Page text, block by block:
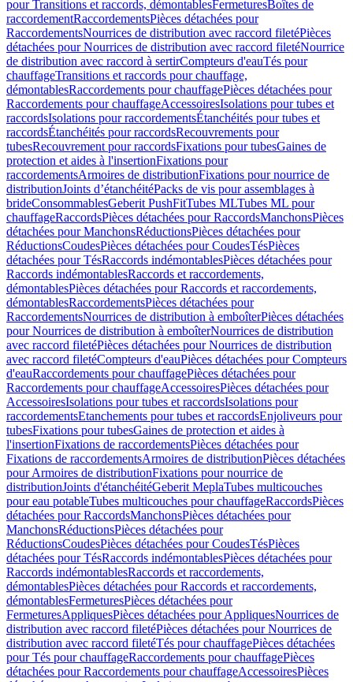
pour Transitions et raccords, démontablesFermeturesBoîtes de
raccordementRaccordementsPièces détachées pour
RaccordementsNourrices de distribution avec raccord filetéPièces
détachées pour Nourrices de distribution avec raccord filetéNourrice
de distribution avec raccord à sertirCompteurs d'eauTés pour
chauffageTransitions et raccords pour chauffage,
démontablesRaccordements pour chauffagePièces détachées pour
Raccordements pour chauffageAccessoiresIsolations pour tubes et
raccordsIsolations pour raccordementsÉtanchéités pour tubes et
raccordsÉtanchéités pour raccordsRecouvrements pour
tubesRecouvrement pour raccordsFixations pour tubesGaines de
protection et aides à l'insertionFixations pour
raccordementsArmoires de distributionFixations pour nourrice de
distributionJoints d’étanchéitéPacks de vis pour assemblages à
brideConsommablesGeberit PushFitTubes MLTubes ML pour
chauffageRaccordsPièces détachées pour RaccordsManchonsPièces
détachées pour ManchonsRéductionsPièces détachées pour
RéductionsCoudesPièces détachées pour CoudesTésPièces
détachées pour TésRaccords indémontablesPièces détachées pour
Raccords indémontablesRaccords et raccordements,
démontablesPièces détachées pour Raccords et raccordements,
démontablesRaccordementsPièces détachées pour
RaccordementsNourrices de distribution à emboîterPièces détachées
pour Nourrices de distribution à emboîterNourrices de distribution
avec raccord filetéPièces détachées pour Nourrices de distribution
avec raccord filetéCompteurs d'eauPièces détachées pour Compteurs
d'eauRaccordements pour chauffagePièces détachées pour
Raccordements pour chauffageAccessoiresPièces détachées pour
AccessoiresIsolations pour tubes et raccordsIsolations pour
raccordementsEtanchements pour tubes et raccordsEnjoliveurs pour
tubesFixations pour tubesGaines de protection et aides à
l'insertionFixations de raccordementsPièces détachées pour
Fixations de raccordementsArmoires de distributionPièces détachées
pour Armoires de distributionFixations pour nourrice de
distributionJoints d'étanchéitéGeberit MeplaTubes multicouches
pour eau potableTubes multicouches pour chauffageRaccordsPièces
détachées pour RaccordsManchonsPièces détachées pour
ManchonsRéductionsPièces détachées pour
RéductionsCoudesPièces détachées pour CoudesTésPièces
détachées pour TésRaccords indémontablesPièces détachées pour
Raccords indémontablesRaccords et raccordements,
démontablesPièces détachées pour Raccords et raccordements,
démontablesFermeturesPièces détachées pour
FermeturesAppliquesPièces détachées pour AppliquesNourrices de
distribution avec raccord filetéPièces détachées pour Nourrices de
distribution avec raccord filetéTés pour chauffagePièces détachées
pour Tés pour chauffageRaccordements pour chauffagePièces
détachées pour Raccordements pour chauffageAccessoiresPièces